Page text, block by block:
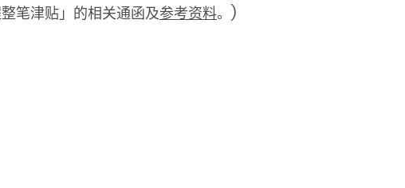
笔津贴」的相关通函及参考资料。)